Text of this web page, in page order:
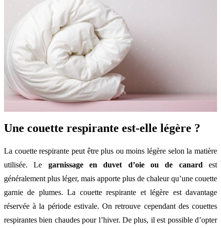
Une couette respirante est-elle légère ?
La couette respirante peut être plus ou moins légère selon la matière
utilisée. Le garnissage en duvet d’oie ou de canardest
généralement plus léger, mais apporte plus de chaleur qu’une couette
garnie de plumes. La couette respirante et légère est davantage
réservée à la période estivale. On retrouve cependant des couettes
respirantes bien chaudes pour l’hiver. De plus, il est possible d’opter